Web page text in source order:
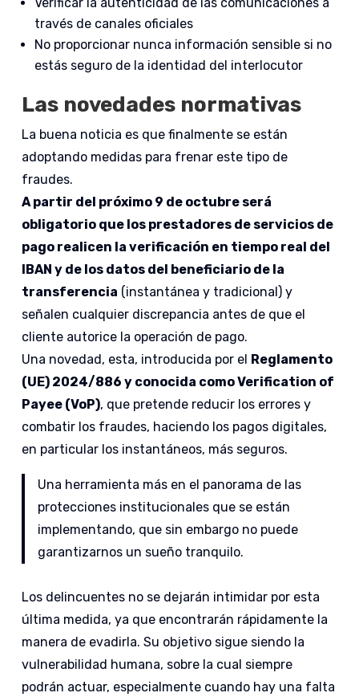
través de canales oficiales
No proporcionar nunca información sensible si no
estás seguro de la identidad del interlocutor
Las novedades normativas
La buena noticia es que finalmente se están
adoptando medidas para frenar este tipo de
fraudes.
A partir del próximo 9 de octubre será
obligatorio que los prestadores de servicios de
pago realicen la verificación en tiempo real del
IBAN y de los datos del beneficiario de la
transferencia (instantánea y tradicional) y
señalen cualquier discrepancia antes de que el
cliente autorice la operación de pago.
Una novedad, esta, introducida por el Reglamento
(UE) 2024/886 y conocida como Verification of
Payee (VoP), que pretende reducir los errores y
combatir los fraudes, haciendo los pagos digitales,
en particular los instantáneos, más seguros.
Una herramienta más en el panorama de las
protecciones institucionales que se están
implementando, que sin embargo no puede
garantizarnos un sueño tranquilo.
Los delincuentes no se dejarán intimidar por esta
última medida, ya que encontrarán rápidamente la
manera de evadirla. Su objetivo sigue siendo la
vulnerabilidad humana, sobre la cual siempre
podrán actuar, especialmente cuando hay una falta